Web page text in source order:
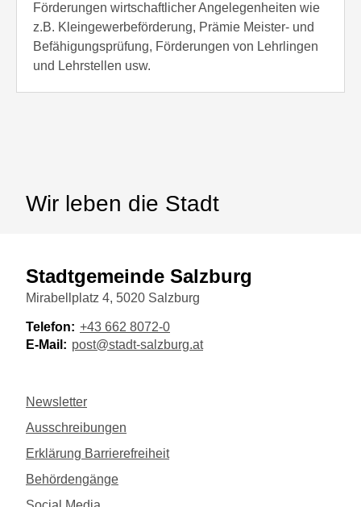
Förderungen wirtschaftlicher Angelegenheiten wie
z.B. Kleingewerbeförderung, Prämie Meister- und
Befähigungsprüfung, Förderungen von Lehrlingen
und Lehrstellen usw.
Wir leben die Stadt
Stadtgemeinde Salzburg
Mirabellplatz 4, 5020 Salzburg
Telefon: +43 662 8072-0
E-Mail: post@stadt-salzburg.at
Newsletter
Ausschreibungen
Erklärung Barrierefreiheit
Behördengänge